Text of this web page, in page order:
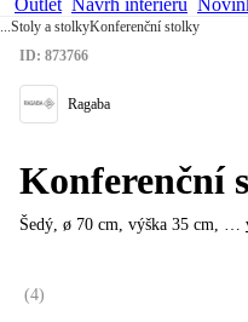
Outlet Návrh interiéru
...Stoly a stolkyKonferenční stolky
ID: 873766
Ragaba
Konferenční
Šedý, ø 70 cm, výška 35 cm, …
(4)